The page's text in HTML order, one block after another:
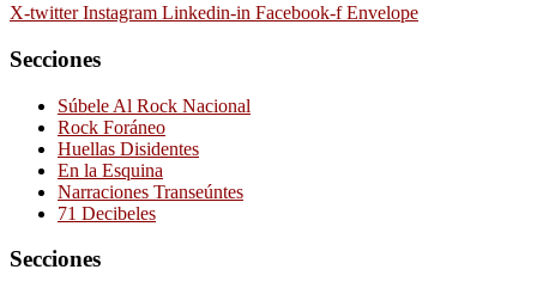
X-twitter Instagram Linkedin-in Facebook-f Envelope
Secciones
Súbele Al Rock Nacional
Rock Foráneo
Huellas Disidentes
En la Esquina
Narraciones Transeúntes
71 Decibeles
Secciones